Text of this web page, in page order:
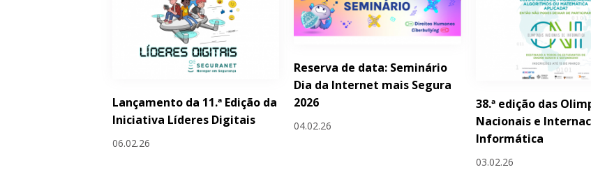
Lançamento da 11.ª Edição da
Iniciativa Líderes Digitais
06.02.26
Reserva de data: Seminário
Dia da Internet mais Segura
2026
04.02.26
38.ª edição das
Nacionais e
Informática
03.02.26